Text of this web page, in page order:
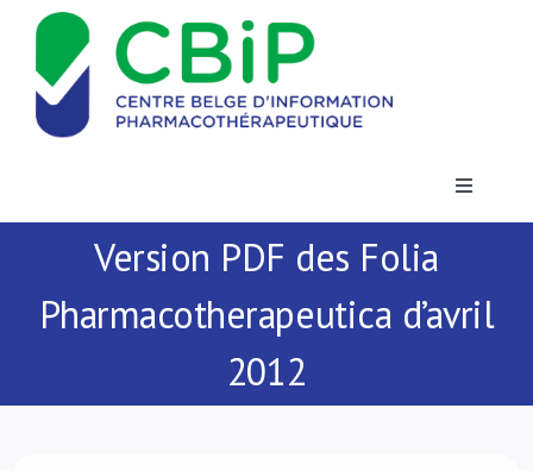
Passer
contenu
Toggle
Actualités
Publications
Formations
Version PDF des Folia
Pharmacotherapeutica d’avril
2012